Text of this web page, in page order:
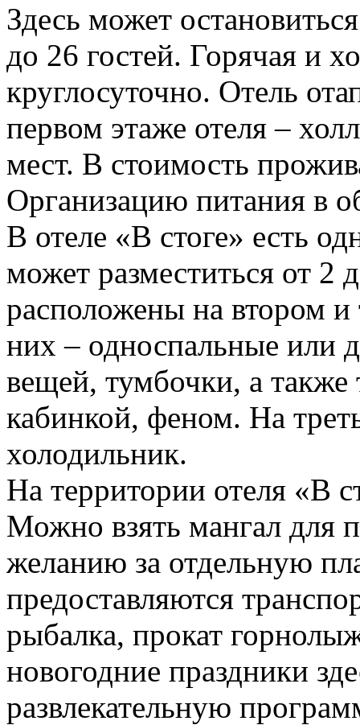
Здесь может
до 26 гостей. Горячая и
круглосуточно. Отель
первом этаже отеля –
мест. В стоимость
Организацию питания в
В отеле «В стоге» есть
может разместиться от 2
расположены на втором
них – односпальные или
вещей, тумбочки, а также
кабинкой, феном. На
холодильник.
На территории отеля «В
Можно взять мангал для
желанию за отдельную
предоставляются
рыбалка, прокат
новогодние праздники
развлекательную